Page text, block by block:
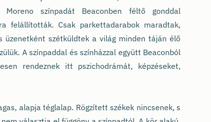
Moreno színpadát Beaconben féltő gonddal
felállították. Csak parkettadarabok maradtak,
szétküldtek a világ minden táján élő
A színpaddal és színházzal együtt Beaconból
rendeznek itt pszichodrámát, képzéseket,
alapja téglalap. Rögzített székek nincsenek, s